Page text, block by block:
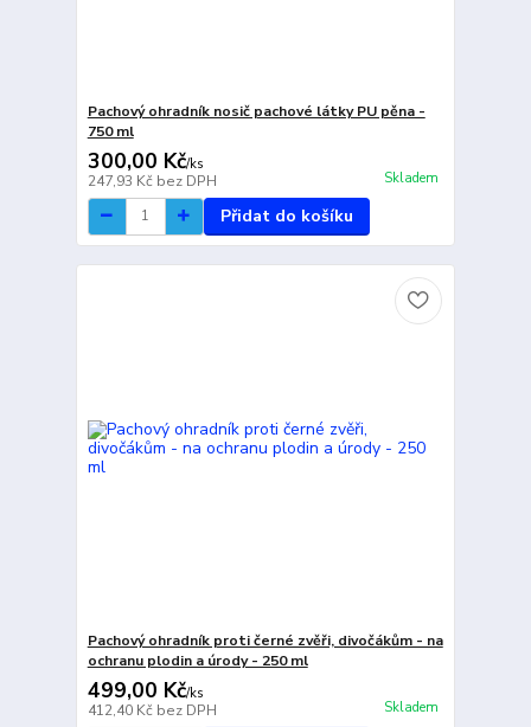
Pachový ohradník nosič pachové látky PU pěna -
750 ml
300,00 Kč/ks
247,93 Kč bez DPH Skladem
Přidat do košíku
Pachový ohradník proti černé zvěři, divočákům - na
ochranu plodin a úrody - 250 ml
499,00 Kč/ks
412,40 Kč bez DPH Skladem